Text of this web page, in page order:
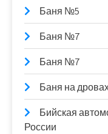
Баня №5
Баня №7
Баня №7
Баня на
Бийская
России